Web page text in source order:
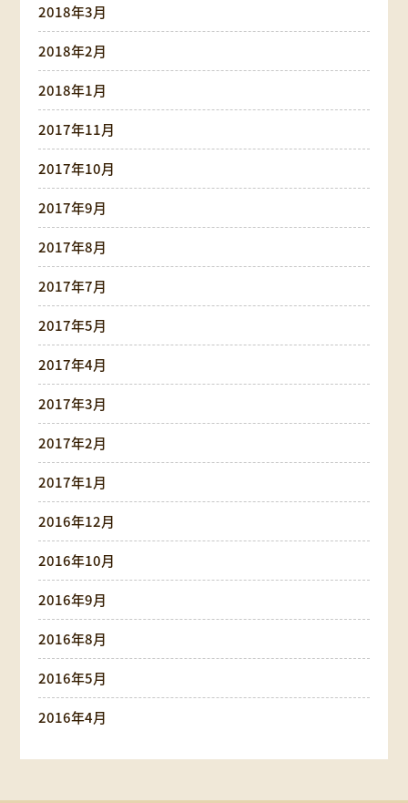
2018年3月
2018年2月
2018年1月
2017年11月
2017年10月
2017年9月
2017年8月
2017年7月
2017年5月
2017年4月
2017年3月
2017年2月
2017年1月
2016年12月
2016年10月
2016年9月
2016年8月
2016年5月
2016年4月